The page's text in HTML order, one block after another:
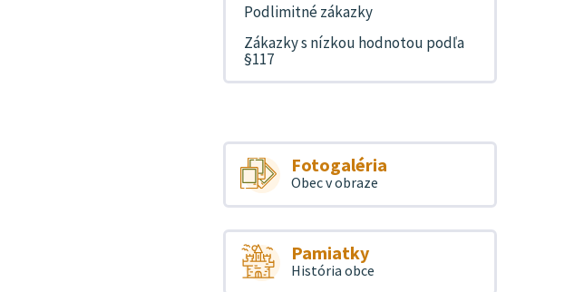
Podlimitné zákazky
Zákazky s nízkou hodnotou podľa
§117
Fotogaléria
Obec v obraze
Pamiatky
História obce